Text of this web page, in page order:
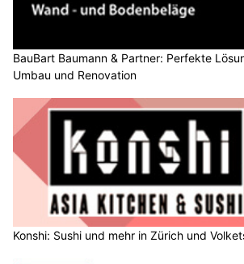
BauBart Baumann & Partner: Perfekte
Umbau und Renovation
Konshi: Sushi und mehr in Zürich und